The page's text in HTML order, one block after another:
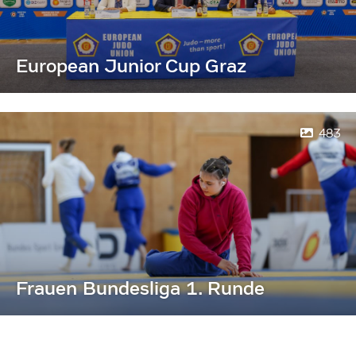
European Junior Cup Graz
483
Frauen Bundesliga 1. Runde